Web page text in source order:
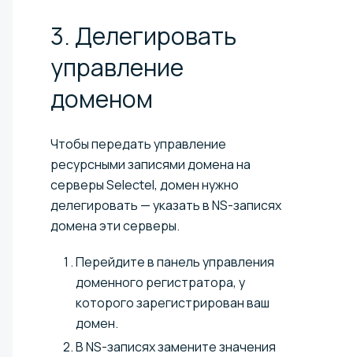
3. Делегировать
управление
доменом
Чтобы передать управление
ресурсными записями домена на
серверы Selectel, домен нужно
делегировать — указать в NS-записях
домена эти серверы.
Перейдите в панель управления
доменного регистратора, у
которого зарегистрирован ваш
домен.
В NS-записях замените значения